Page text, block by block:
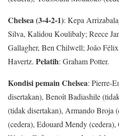
Chelsea (3-4-2-1): Kepa
Silva, Kalidou Koulibaly; Reece
Gallagher, Ben Chilwell; João
Havertz. Pelatih: Graham Potter.
Kondisi pemain Chelsea: Pierre-
disertakan), Benoît Badiashile
(tidak disertakan), Armando Broja
(cedera), Edouard Mendy